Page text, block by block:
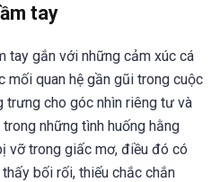
tay
tay gắn với những cảm xúc cá
mối quan hệ gần gũi trong cuộc
trưng cho góc nhìn riêng tư và
những tình huống hằng
vỡ trong giấc mơ, điều đó có
bối rối, thiếu chắc chắn